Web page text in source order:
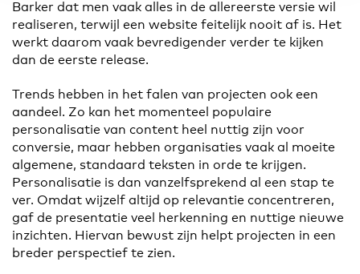
Barker dat men vaak alles in de allereerste versie wil
realiseren, terwijl een website feitelijk nooit af is. Het
werkt daarom vaak bevredigender verder te kijken
dan de eerste release.
Trends hebben in het falen van projecten ook een
aandeel. Zo kan het momenteel populaire
personalisatie van content heel nuttig zijn voor
conversie, maar hebben organisaties vaak al moeite
algemene, standaard teksten in orde te krijgen.
Personalisatie is dan vanzelfsprekend al een stap te
ver. Omdat wijzelf altijd op relevantie concentreren,
gaf de presentatie veel herkenning en nuttige nieuwe
inzichten. Hiervan bewust zijn helpt projecten in een
breder perspectief te zien.